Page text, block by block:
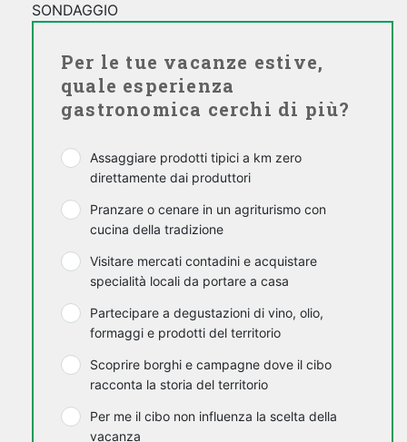
SONDAGGIO
Per le tue vacanze estive,
quale esperienza
gastronomica cerchi di più?
Assaggiare prodotti tipici a km zero
direttamente dai produttori
Pranzare o cenare in un agriturismo con
cucina della tradizione
Visitare mercati contadini e acquistare
specialità locali da portare a casa
Partecipare a degustazioni di vino, olio,
formaggi e prodotti del territorio
Scoprire borghi e campagne dove il cibo
racconta la storia del territorio
Per me il cibo non influenza la scelta della
vacanza